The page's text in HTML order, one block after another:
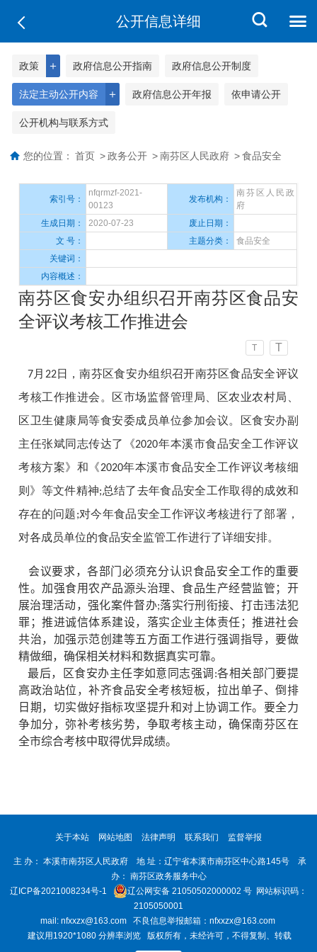
公开信息详细
＋
政策 政府信息公开指南 政府信息公开制度
＋
法定主动公开内容 政府信息公开年报 依申请公开
公开机构与联系方式
您的位置： 首页 > 政务公开 > 南芬区人民政府 > 食品安全
索引号：
nfqrmzf-2021-
00123
发布机构：
南芬区人民政
府
生成日期：
2020-07-23
废止日期：
文 号：
主题分类：
食品安全
关键词：
内容概述：
南芬区食安办组织召开南芬区食品安
全评议考核工作推进会
T T
7月22日，南芬区食安办组织召开南芬区食品安全评议
考核工作推进会。区市场监督管理局、区农业农村局、
区卫生健康局等食安委成员单位参加会议。区食安办副
主任张斌同志传达了《2020年本溪市食品安全工作评议
考核方案》和《2020年本溪市食品安全工作评议考核细
则》等文件精神;总结了去年食品安全工作取得的成效和
存在的问题;对今年食品安全工作评议考核进行了部署，
对各成员单位的食品安全监管工作进行了详细安排。
会议要求，各部门必须充分认识食品安全工作的重要
性。加强食用农产品源头治理、食品生产经营监管；开
展治理活动，强化案件督办;落实行刑衔接、打击违法犯
罪；推进诚信体系建设，落实企业主体责任；推进社会
共治，加强示范创建等五方面工作进行强调指导，要做
精做细，确保相关材料和数据真实可靠。
最后，区食安办主任李如意同志强调:各相关部门要提
高政治站位，补齐食品安全考核短板，拉出单子、倒排
日期，切实做好指标攻坚提升和对上协调工作。要全力
争加分，弥补考核劣势，争取考核主动，确保南芬区在
全市综合考核中取得优异成绩。
关于本站 网站地图 法律声明 联系我们 监督举报
主 办： 本溪市南芬区人民政府 地 址：辽宁省本溪市南芬区中心路145号 承
办： 南芬区政务服务中心
辽ICP备2021008234号-1
辽公网安备 21050502000002 号 网站标识码：
2105050001
mail: nfxxzx@163.com 不良信息举报邮箱：nfxxzx@163.com
建议用1920*1080 分辨率浏览 版权所有，未经许可，不得复制、转载